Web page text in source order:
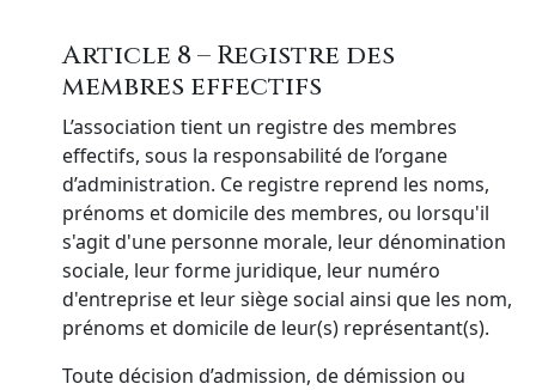
Article 8 – Registre des
membres effectifs
L’association tient un registre des membres
effectifs, sous la responsabilité de l’organe
d’administration. Ce registre reprend les noms,
prénoms et domicile des membres, ou lorsqu'il
s'agit d'une personne morale, leur dénomination
sociale, leur forme juridique, leur numéro
d'entreprise et leur siège social ainsi que les nom,
prénoms et domicile de leur(s) représentant(s).
Toute décision d’admission, de démission ou